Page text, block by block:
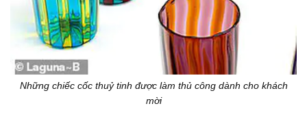
Những chiếc cốc thuỷ tinh được làm thủ công dành cho khách
mời